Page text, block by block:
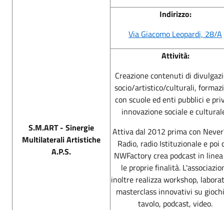
S.M.ART - Sinergie
Multilaterali Artistiche
A.P.S.
Indirizzo:
Via Giacomo Leopardi, 28/A
Attività:
Creazione contenuti di
socio/artistico/culturali,
con scuole ed enti pubblici e
innovazione sociale e
Attiva dal 2012 prima con
Radio, radio Istituzionale e poi
NWFactory crea podcast in
le proprie finalità.
inoltre realizza workshop,
masterclass innovativi su
tavolo, podcast, video.